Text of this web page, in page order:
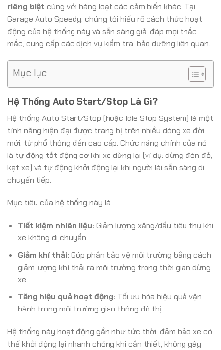
riêng biệt cùng với hàng loạt các cảm biến khác. Tại
Garage Auto Speedy, chúng tôi hiểu rõ cách thức hoạt
động của hệ thống này và sẵn sàng giải đáp mọi thắc
mắc, cung cấp các dịch vụ kiểm tra, bảo dưỡng liên quan.
Mục lục
Hệ Thống Auto Start/Stop Là Gì?
Hệ thống Auto Start/Stop (hoặc Idle Stop System) là một
tính năng hiện đại được trang bị trên nhiều dòng xe đời
mới, từ phổ thông đến cao cấp. Chức năng chính của nó
là tự động tắt động cơ khi xe dừng lại (ví dụ: dừng đèn đỏ,
kẹt xe) và tự động khởi động lại khi người lái sẵn sàng di
chuyển tiếp.
Mục tiêu của hệ thống này là:
Tiết kiệm nhiên liệu: Giảm lượng xăng/dầu tiêu thụ khi
xe không di chuyển.
Giảm khí thải: Góp phần bảo vệ môi trường bằng cách
giảm lượng khí thải ra môi trường trong thời gian dừng
xe.
Tăng hiệu quả hoạt động: Tối ưu hóa hiệu quả vận
hành trong môi trường giao thông đô thị.
Hệ thống này hoạt động gần như tức thời, đảm bảo xe có
thể khởi động lại nhanh chóng khi cần thiết, không gây